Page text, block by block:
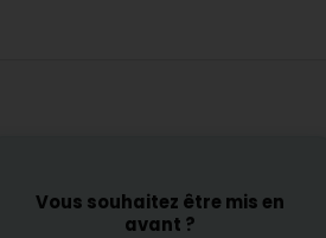
Vous souhaitez être mis en
avant ?